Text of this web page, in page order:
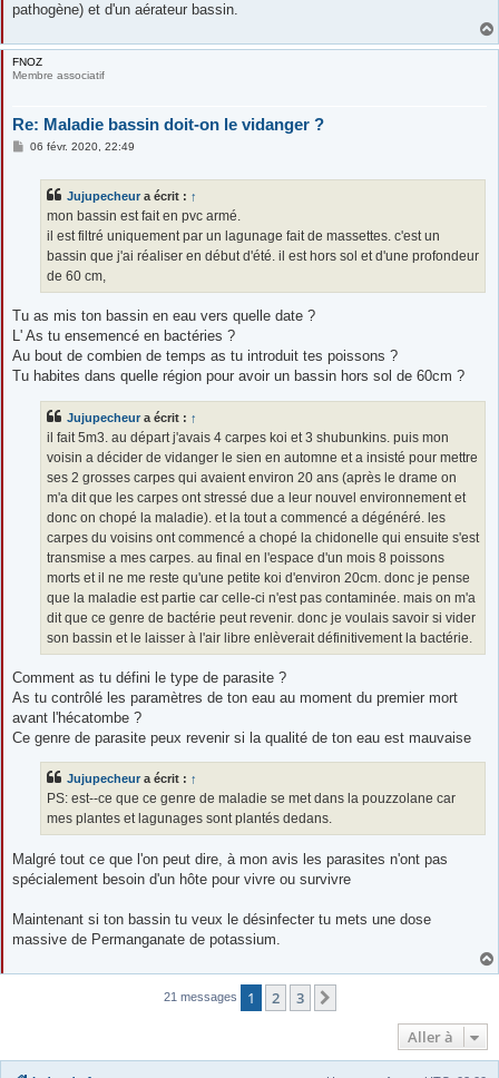
pathogène) et d'un aérateur bassin.
FNOZ
Membre associatif
Re: Maladie bassin doit-on le vidanger ?
M06 févr. 2020, 22:49
Jujupecheur a écrit : ↑
mon bassin est fait en pvc armé.
il est filtré uniquement par un lagunage fait de massettes. c'est un
bassin que j'ai réaliser en début d'été. il est hors sol et d'une profondeur
de 60 cm,
Tu as mis ton bassin en eau vers quelle date ?
L' As tu ensemencé en bactéries ?
Au bout de combien de temps as tu introduit tes poissons ?
Tu habites dans quelle région pour avoir un bassin hors sol de 60cm ?
Jujupecheur a écrit : ↑
il fait 5m3. au départ j'avais 4 carpes koi et 3 shubunkins. puis mon
voisin a décider de vidanger le sien en automne et a insisté pour mettre
ses 2 grosses carpes qui avaient environ 20 ans (après le drame on
m'a dit que les carpes ont stressé due a leur nouvel environnement et
donc on chopé la maladie). et la tout a commencé a dégénéré. les
carpes du voisins ont commencé a chopé la chidonelle qui ensuite s'est
transmise a mes carpes. au final en l'espace d'un mois 8 poissons
morts et il ne me reste qu'une petite koi d'environ 20cm. donc je pense
que la maladie est partie car celle-ci n'est pas contaminée. mais on m'a
dit que ce genre de bactérie peut revenir. donc je voulais savoir si vider
son bassin et le laisser à l'air libre enlèverait définitivement la bactérie.
Comment as tu défini le type de parasite ?
As tu contrôlé les paramètres de ton eau au moment du premier mort
avant l'hécatombe ?
Ce genre de parasite peux revenir si la qualité de ton eau est mauvaise
Jujupecheur a écrit : ↑
PS: est--ce que ce genre de maladie se met dans la pouzzolane car
mes plantes et lagunages sont plantés dedans.
Malgré tout ce que l'on peut dire, à mon avis les parasites n'ont pas
spécialement besoin d'un hôte pour vivre ou survivre
Maintenant si ton bassin tu veux le désinfecter tu mets une dose
massive de Permanganate de potassium.
21 messages 1 2 3
Aller à